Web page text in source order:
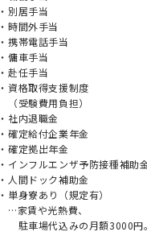
・別居手当
・時間外手当
・携帯電話手当
・傭車手当
・赴任手当
・資格取得支援制度
（受験費用負担）
・社内退職金
・確定給付企業年金
・確定拠出年金
・インフルエンザ予防接種補助
・人間ドック補助金
・単身寮あり（規定有）
…家賃や光熱費、
駐車場代込みの月額3000円。